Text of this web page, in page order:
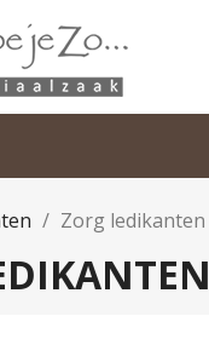
Zorg ledikanten